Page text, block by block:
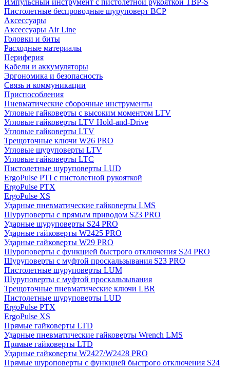
Импульсный инструмент с пистолетной рукояткой TBP-S
Пистолетные беспроводные шуруповерт BCP
Аксессуары
Аксессуары Air Line
Головки и биты
Расходные материалы
Периферия
Кабели и аккумуляторы
Эргономика и безопасность
Связь и коммуникации
Приспособления
Пневматические сборочные инструменты
Угловые гайковерты с высоким моментом LTV
Угловые гайковерты LTV Hold-and-Drive
Угловые гайковерты LTV
Трещоточные ключи W26 PRO
Угловые шуруповерты LTV
Угловые гайковерты LTC
Пистолетные шуруповерты LUD
ErgoPulse PTI с пистолетной рукояткой
ErgoPulse PTX
ErgoPulse XS
Ударные пневматические гайковерты LMS
Шуруповерты с прямым приводом S23 PRO
Ударные шуруповерты S24 PRO
Ударные гайковерты W2425 PRO
Ударные гайковерты W29 PRO
Шуроповерты с функцией быстрого отключения S24 PRO
Шуруповерты с муфтой проскальзывания S23 PRO
Пистолетные шуруповерты LUM
Шуруповерты с муфтой проскальзывания
Трещоточные пневматические ключи LBR
Пистолетные шуруповерты LUD
ErgoPulse PTX
ErgoPulse XS
Прямые гайковерты LTD
Ударные пневматические гайковерты Wrench LMS
Прямые гайковерты LTD
Ударные гайковерты W2427/W2428 PRO
Прямые шуроповерты с функцией быстрого отключения S24